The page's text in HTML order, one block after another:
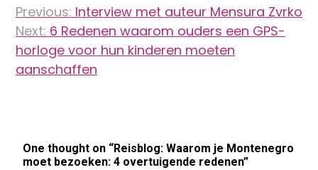
navigatie
Previous: Interview met auteur Mensura Zvrko
Next: 6 Redenen waarom ouders een GPS-
horloge voor hun kinderen moeten
aanschaffen
One thought on “Reisblog: Waarom je Montenegro
moet bezoeken: 4 overtuigende redenen”